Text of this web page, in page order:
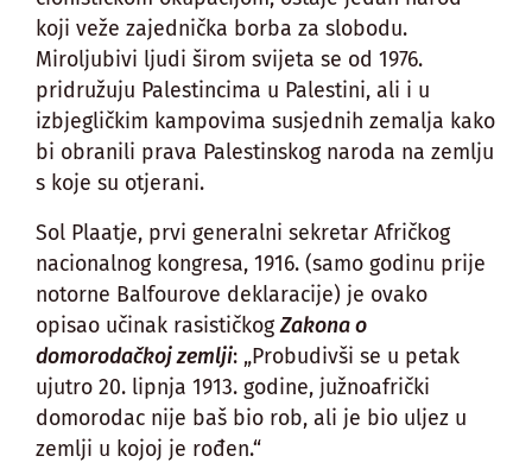
koji veže zajednička borba za slobodu.
Miroljubivi ljudi širom svijeta se od 1976.
pridružuju Palestincima u Palestini, ali i u
izbjegličkim kampovima susjednih zemalja kako
bi obranili prava Palestinskog naroda na zemlju
s koje su otjerani.
Sol Plaatje, prvi generalni sekretar Afričkog
nacionalnog kongresa, 1916. (samo godinu prije
notorne Balfourove deklaracije) je ovako
opisao učinak rasističkogZakona o
domorodačkoj zemlji: „Probudivši se u petak
ujutro 20. lipnja 1913. godine, južnoafrički
domorodac nije baš bio rob, ali je bio uljez u
zemlji u kojoj je rođen.“